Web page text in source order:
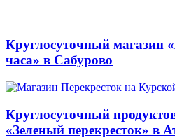
Круглосуточный магазин
часа» в Сабурово
Круглосуточный
«Зеленый перекресток» в